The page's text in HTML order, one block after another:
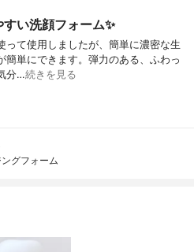
い洗顔フォーム✨
って使用しましたが、簡単に濃密な生
簡単にできます。弾力のある、ふわっ
分…続きを見る
グフォーム